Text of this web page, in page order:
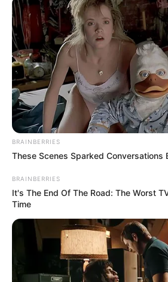
BRAINBERRIES
These Scenes Sparked Conversations
BRAINBERRIES
It's The End Of The Road: The Worst
Time